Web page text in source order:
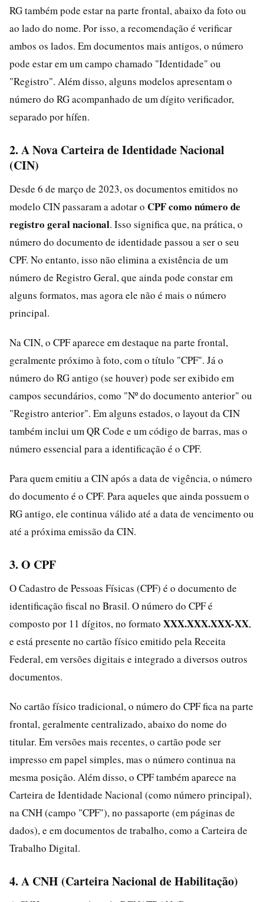
RG também pode estar na parte frontal, abaixo da foto ou
ao lado do nome. Por isso, a recomendação é verificar
ambos os lados. Em documentos mais antigos, o número
pode estar em um campo chamado "Identidade" ou
"Registro". Além disso, alguns modelos apresentam o
número do RG acompanhado de um dígito verificador,
separado por hífen.
2. A Nova Carteira de Identidade Nacional
(CIN)
Desde 6 de março de 2023, os documentos emitidos no
modelo CIN passaram a adotar o CPF como número de
registro geral nacional. Isso significa que, na prática, o
número do documento de identidade passou a ser o seu
CPF. No entanto, isso não elimina a existência de um
número de Registro Geral, que ainda pode constar em
alguns formatos, mas agora ele não é mais o número
principal.
Na CIN, o CPF aparece em destaque na parte frontal,
geralmente próximo à foto, com o título "CPF". Já o
número do RG antigo (se houver) pode ser exibido em
campos secundários, como "Nº do documento anterior" ou
"Registro anterior". Em alguns estados, o layout da CIN
também inclui um QR Code e um código de barras, mas o
número essencial para a identificação é o CPF.
Para quem emitiu a CIN após a data de vigência, o número
do documento é o CPF. Para aqueles que ainda possuem o
RG antigo, ele continua válido até a data de vencimento ou
até a próxima emissão da CIN.
3. O CPF
O Cadastro de Pessoas Físicas (CPF) é o documento de
identificação fiscal no Brasil. O número do CPF é
composto por 11 dígitos, no formato XXX.XXX.XXX-XX,
e está presente no cartão físico emitido pela Receita
Federal, em versões digitais e integrado a diversos outros
documentos.
No cartão físico tradicional, o número do CPF fica na parte
frontal, geralmente centralizado, abaixo do nome do
titular. Em versões mais recentes, o cartão pode ser
impresso em papel simples, mas o número continua na
mesma posição. Além disso, o CPF também aparece na
Carteira de Identidade Nacional (como número principal),
na CNH (campo "CPF"), no passaporte (em páginas de
dados), e em documentos de trabalho, como a Carteira de
Trabalho Digital.
4. A CNH (Carteira Nacional de Habilitação)